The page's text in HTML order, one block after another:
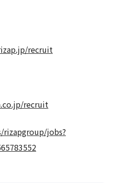
recruit
recruit
rizapgroup/jobs?